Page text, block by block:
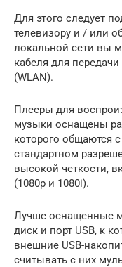
Для этого следует
телевизору и / или
локальной сети вы
кабеля для
(WLAN).
Плееры для
музыки оснащены
которого общаются
стандартном
высокой четкости,
(1080p и 1080i).
Лучше оснащенные
диск и порт USB, к
внешние USB-
считывать с них